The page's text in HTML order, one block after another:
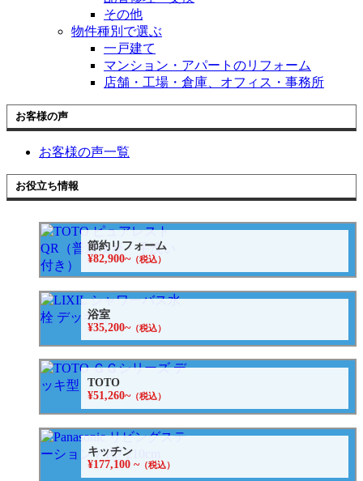
その他
物件種別で選ぶ
一戸建て
マンション・アパートのリフォーム
店舗・工場・倉庫、オフィス・事務所
お客様の声
お客様の声一覧
お役立ち情報
節約リフォーム
¥82,900~（税込）
浴室
¥35,200~（税込）
TOTO
¥51,260~（税込）
キッチン
¥177,100 ~（税込）